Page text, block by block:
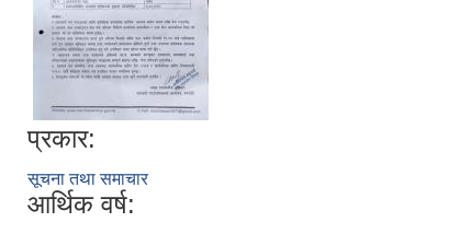
प्रकार:
सूचना तथा समाचार
आर्थिक वर्ष: